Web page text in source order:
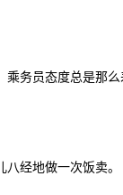
务员态度总是那
八经地做一次饭卖。